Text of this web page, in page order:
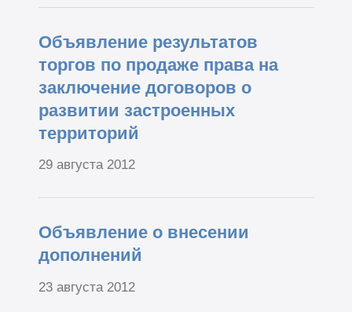
Объявление результатов
торгов по продаже права на
заключение договоров о
развитии застроенных
территорий
29 августа 2012
Объявление о внесении
дополнений
23 августа 2012